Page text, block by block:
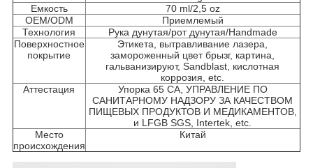
Емкость
70 ml/2,5 oz
OEM/ODM
Приемлемый
Технология
Рука дунутая/рот дунутая/Handmade
Поверхностное
покрытие
Этикета, вытравливание лазера,
замороженный цвет брызг, картина,
гальванизируют, Sandblast, кислотная
коррозия, etc.
Аттестация
Упорка 65 CA, УПРАВЛЕНИЕ ПО
САНИТАРНОМУ НАДЗОРУ ЗА КАЧЕСТВОМ
ПИЩЕВЫХ ПРОДУКТОВ И МЕДИКАМЕНТОВ,
и LFGB SGS, Intertek, etc.
Место
происхождения
Китай